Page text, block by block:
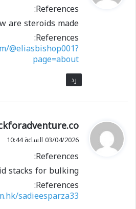
ل
References:
are steroids made
References:
@eliasbishop001?
page=about
رد
ي
ق
ل
03/04/2026 الساعة 10:44
References:
stacks for bulking
References:
sadieesparza33